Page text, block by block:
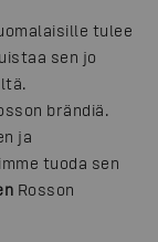
tulee
sen jo
brändiä.
ja
tuoda sen
Rosson